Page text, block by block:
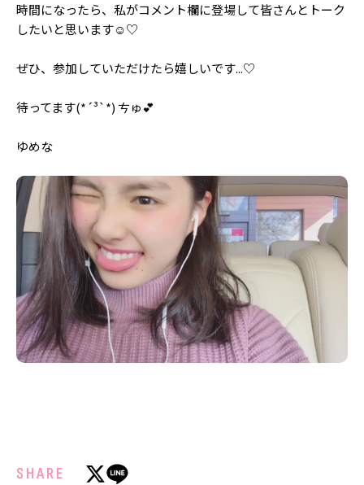
新規会員登録・ログイン
時間になったら、私がコメント欄に登場して皆さんとトーク
したいと思います︎☺️︎♡
ぜひ、参加していただけたら嬉しいです...♡
待ってます(*´³`*) ㄘゅ💕
ゆめな
SHARE